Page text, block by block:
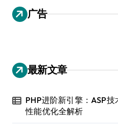
广告
最新文章
PHP进阶新引擎：ASP
性能优化全解析